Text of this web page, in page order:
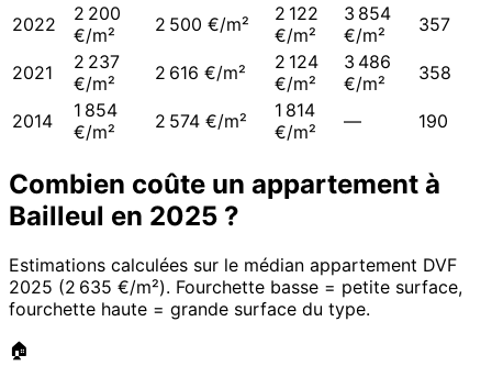
2022
2 200
€/m²
2 500 €/m²
2 122
€/m²
3 854
€/m²
357
2021
2 237
€/m²
2 616 €/m²
2 124
€/m²
3 486
€/m²
358
2014
1 854
€/m²
2 574 €/m²
1 814
€/m²
— 190
Combien coûte un appartement à
Bailleul en 2025 ?
Estimations calculées sur le médian appartement DVF
2025 (2 635 €/m²). Fourchette basse = petite surface,
fourchette haute = grande surface du type.
🏠